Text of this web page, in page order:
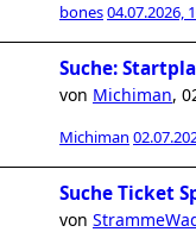
bones04.07.2026,
Suche:
von Michiman,
Michiman
Suche Ticket
von